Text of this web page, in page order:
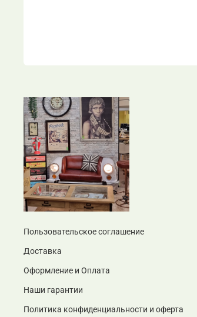
Пользовательское соглашение
Доставка
Оформление и Оплата
Наши гарантии
Политика конфиденциальности и оферта